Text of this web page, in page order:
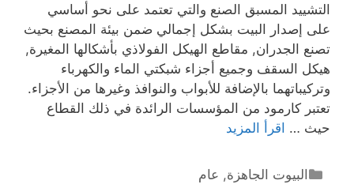
التشييد المسبق الصنع والتي تعتمد على نحو أساسي
على إصدار البيت بشكل إجمالي ضمن بيئة المصنع بحيث
تصنع الجدران, مقاطع الهيكل الفولاذي بأشكالها المغيرة,
هيكل السقف وجميع أجزاء شبكتي الماء والكهرباء
وتركيباتهما بالإضافة للأبواب والنوافذ وغيرها من الأجزاء.
تعتبر كارمود من المؤسسات الرائدة في ذلك القطاع
حيث … اقرأ المزيد
البيوت الجاهزة, عام